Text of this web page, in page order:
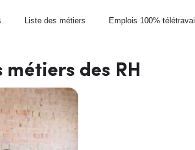
Liste des métiers Emplois 100% télétravail
des RH